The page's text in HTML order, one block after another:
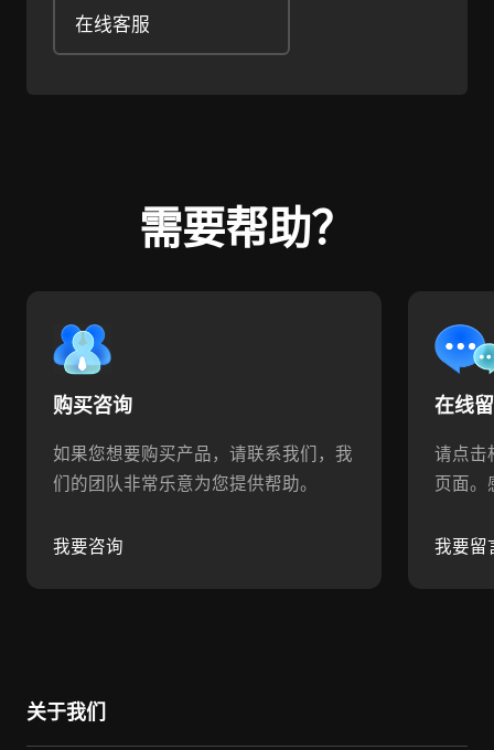
在线客服
需要帮助？
购买咨询
如果您想要购买产品，请联系我们，我
们的团队非常乐意为您提供帮助。
我要咨询
在线
请点击
页面。
我要留
关于我们